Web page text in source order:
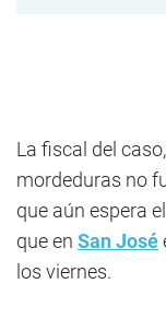
La fiscal del
mordeduras no
que aún espera
que en San José
los viernes.